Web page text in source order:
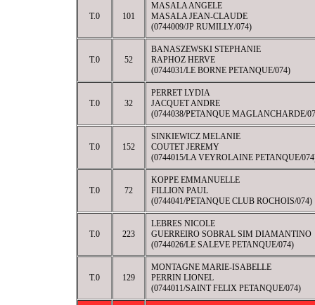
T.0 101
MASALA ANGELE
MASALA JEAN-CLAUDE
(0744009/JP RUMILLY/074)
T.0 52
BANASZEWSKI STEPHANIE
RAPHOZ HERVE
(0744031/LE BORNE PETANQUE/074)
T.0 32
PERRET LYDIA
JACQUET ANDRE
(0744038/PETANQUE MAGLANCHARDE/
T.0 152
SINKIEWICZ MELANIE
COUTET JEREMY
(0744015/LA VEYROLAINE PETANQUE/
T.0 72
KOPPE EMMANUELLE
FILLION PAUL
(0744041/PETANQUE CLUB ROCHOIS/074)
T.0 223
LEBRES NICOLE
GUERREIRO SOBRAL SIM DIAMANTINO
(0744026/LE SALEVE PETANQUE/074)
T.0 129
MONTAGNE MARIE-ISABELLE
PERRIN LIONEL
(0744011/SAINT FELIX PETANQUE/074)